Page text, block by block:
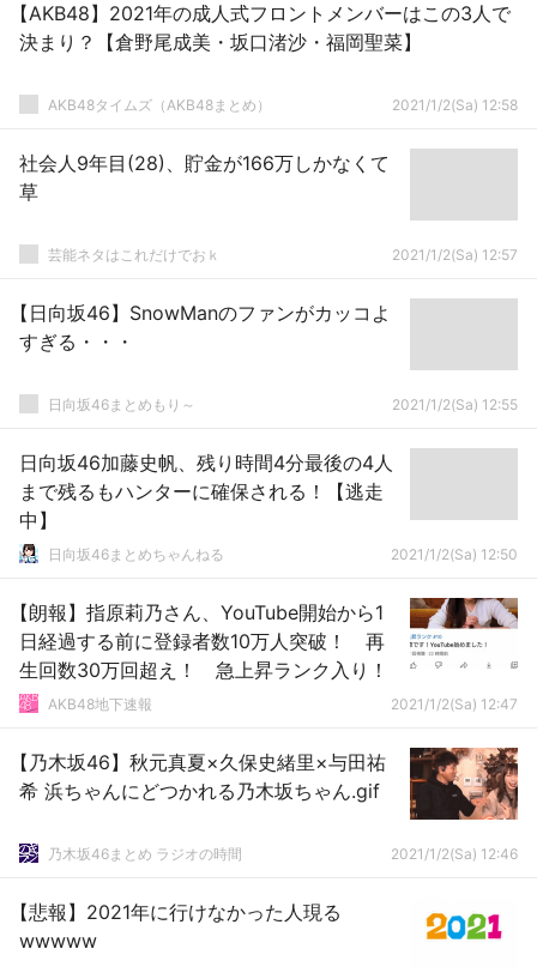
【AKB48】2021年の成人式フロントメンバーはこの3人で
決まり？【倉野尾成美・坂口渚沙・福岡聖菜】
AKB48タイムズ（AKB48まとめ） 2021/1/2(Sa) 12:58
社会人9年目(28)、貯金が166万しかなくて
草
芸能ネタはこれだけでおｋ 2021/1/2(Sa) 12:57
【日向坂46】SnowManのファンがカッコよ
すぎる・・・
日向坂46まとめもり～ 2021/1/2(Sa) 12:55
日向坂46加藤史帆、残り時間4分最後の4人
まで残るもハンターに確保される！【逃走
中】
日向坂46まとめちゃんねる 2021/1/2(Sa) 12:50
【朗報】指原莉乃さん、YouTube開始から1
日経過する前に登録者数10万人突破！ 再
生回数30万回超え！ 急上昇ランク入り！
AKB48地下速報 2021/1/2(Sa) 12:47
【乃木坂46】秋元真夏×久保史緒里×与田祐
希 浜ちゃんにどつかれる乃木坂ちゃん.gif
乃木坂46まとめ ラジオの時間 2021/1/2(Sa) 12:46
【悲報】2021年に行けなかった人現る
wwwww